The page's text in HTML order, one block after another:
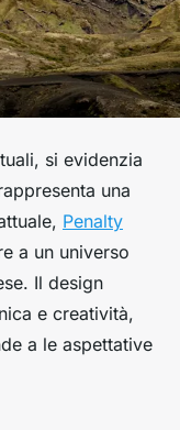
si evidenzia
una
Penalty
a un universo
Il design
e creatività,
a le aspettative